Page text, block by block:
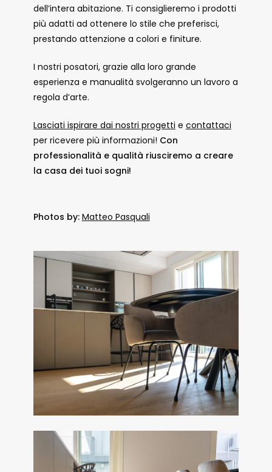
dell’intera abitazione. Ti consiglieremo i prodotti
più adatti ad ottenere lo stile che preferisci,
prestando attenzione a colori e finiture.
I nostri posatori, grazie alla loro grande
esperienza e manualità svolgeranno un lavoro a
regola d’arte.
Lasciati ispirare dai nostri progetti e contattaci
per ricevere più informazioni! Con
professionalità e qualità riusciremo a creare
la casa dei tuoi sogni!
Photos by: Matteo Pasquali